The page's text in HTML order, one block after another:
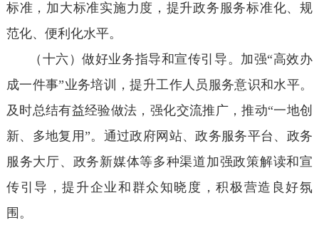
标准，加大标准实施力度，提升政务服务标准化、规
范化、便利化水平。
（十六）做好业务指导和宣传引导。加强“高效办
成一件事”业务培训，提升工作人员服务意识和水平。
及时总结有益经验做法，强化交流推广，推动“一地创
新、多地复用”。通过政府网站、政务服务平台、政务
服务大厅、政务新媒体等多种渠道加强政策解读和宣
传引导，提升企业和群众知晓度，积极营造良好氛
围。